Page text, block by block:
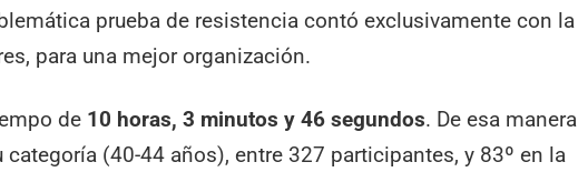
prueba de resistencia contó exclusivamente con la
para una mejor organización.
de 10 horas, 3 minutos y 46 segundos. De esa manera
(40-44 años), entre 327 participantes, y 83º en la